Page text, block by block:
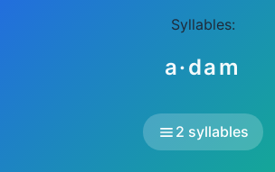
Syllables:
a·dam
2 syllables